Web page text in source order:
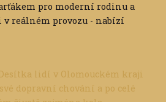
pro moderní rodinu a
v reálném provozu - nabízí